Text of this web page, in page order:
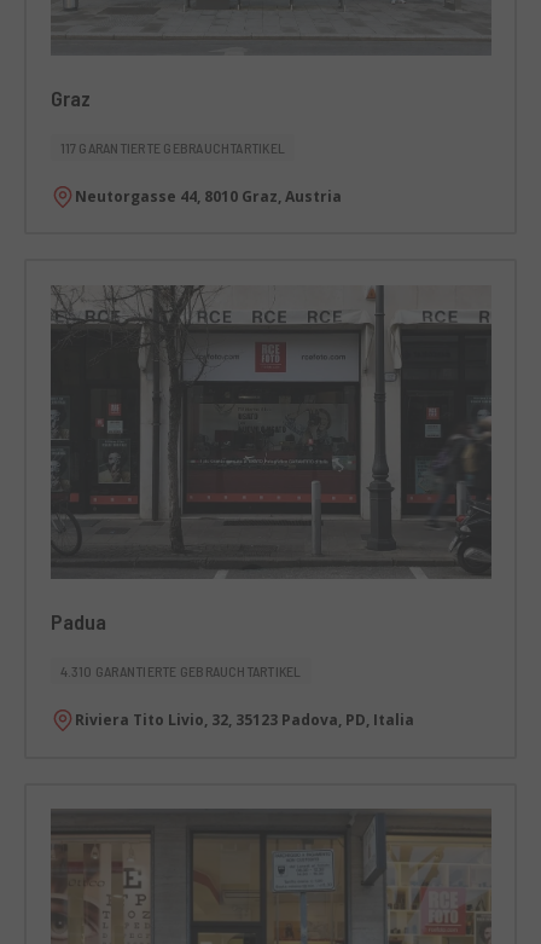
Graz
117 GARANTIERTE GEBRAUCHTARTIKEL
Neutorgasse 44, 8010 Graz, Austria
Padua
4.310 GARANTIERTE GEBRAUCHTARTIKEL
Riviera Tito Livio, 32, 35123 Padova, PD, Italia